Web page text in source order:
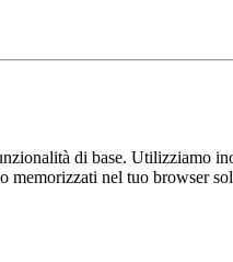
di base. Utilizziamo
nel tuo browser